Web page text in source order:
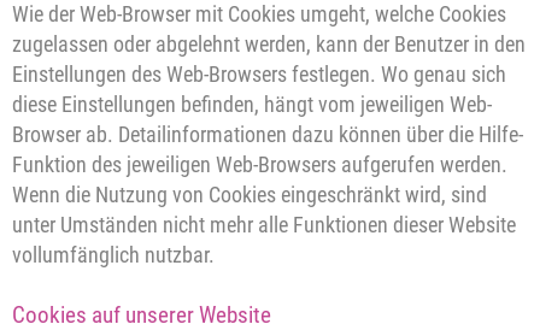
Wie der Web-Browser mit Cookies umgeht, welche Cookies
zugelassen oder abgelehnt werden, kann der Benutzer in den
Einstellungen des Web-Browsers festlegen. Wo genau sich
diese Einstellungen befinden, hängt vom jeweiligen Web-
Browser ab. Detailinformationen dazu können über die Hilfe-
Funktion des jeweiligen Web-Browsers aufgerufen werden.
Wenn die Nutzung von Cookies eingeschränkt wird, sind
unter Umständen nicht mehr alle Funktionen dieser Website
vollumfänglich nutzbar.
Cookies auf unserer Website